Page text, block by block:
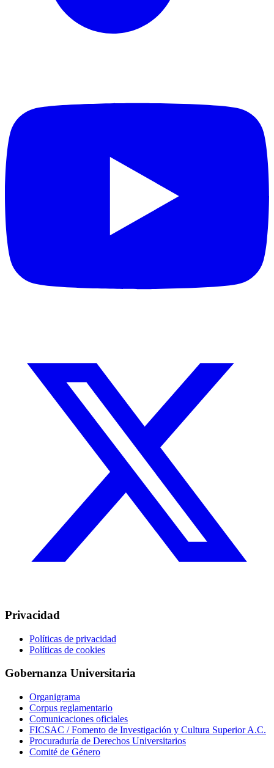
Privacidad
Políticas de privacidad
Políticas de cookies
Gobernanza Universitaria
Organigrama
Corpus reglamentario
Comunicaciones oficiales
FICSAC / Fomento de Investigación y Cultura Superior A.C.
Procuraduría de Derechos Universitarios
Comité de Género